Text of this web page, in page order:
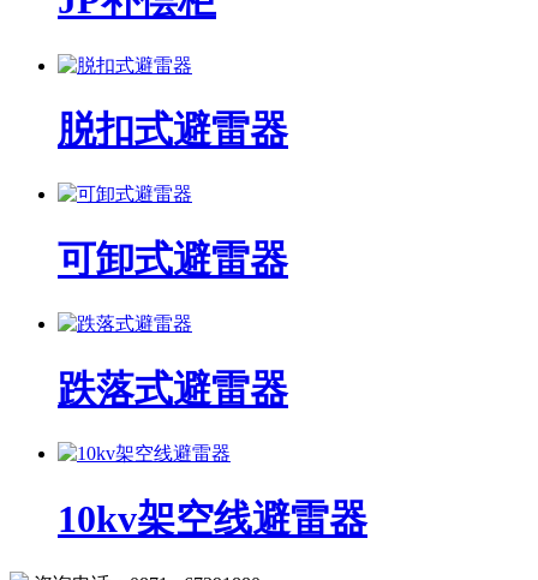
脱扣式避雷器
可卸式避雷器
跌落式避雷器
10kv架空线避雷器